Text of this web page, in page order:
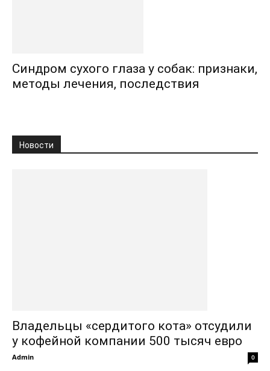
Синдром сухого глаза у собак: признаки,
методы лечения, последствия
Новости
Владельцы «сердитого кота» отсудили
у кофейной компании 500 тысяч евро
Admin 0